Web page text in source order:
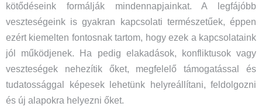
kötődéseink formálják mindennapjainkat. A legfájóbb
veszteségeink is gyakran kapcsolati természetűek, éppen
ezért kiemelten fontosnak tartom, hogy ezek a kapcsolataink
jól működjenek. Ha pedig elakadások, konfliktusok vagy
veszteségek nehezítik őket, megfelelő támogatással és
tudatossággal képesek lehetünk helyreállítani, feldolgozni
és új alapokra helyezni őket.